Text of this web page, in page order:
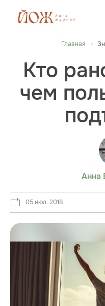
Главная
Кто
чем
Анна
05 июл. 2018